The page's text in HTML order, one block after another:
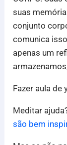
suas
conjunto
comunica
apenas um
Fazer aula de
Meditar
são bem